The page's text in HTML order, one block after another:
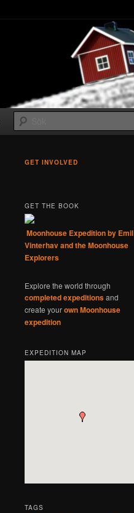
GET INVOLVED
GET THE BOOK
Moonhouse Expedition by Emil
Vinterhav and the Moonhouse
Explorers
Explore the world through
completed expeditionsand
create yourown Moonhouse
expedition
EXPEDITION MAP
TAGS